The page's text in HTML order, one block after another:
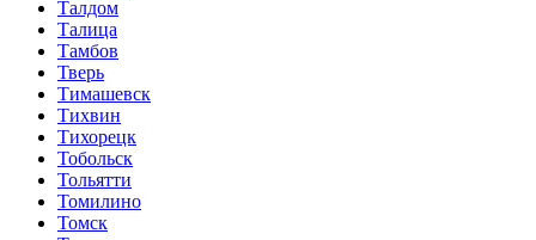
Талдом
Талица
Тамбов
Тверь
Тимашевск
Тихвин
Тихорецк
Тобольск
Тольятти
Томилино
Томск